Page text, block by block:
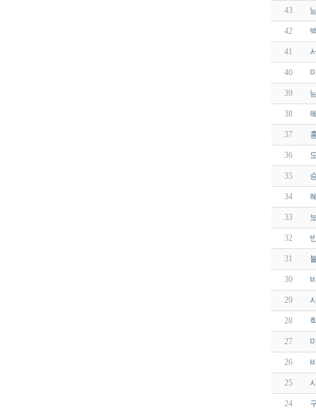
43
42
41
40
39
38
37
36
35
34
33
32
31
30
29
28
27
26
25
24